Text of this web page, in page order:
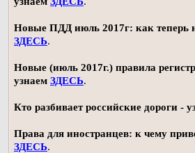
Новые ПДД июль 2017г: как теперь
ЗДЕСЬ.
Новые (июль 2017г.) правила
узнаем ЗДЕСЬ.
Кто разбивает российские дороги -
Права для иностранцев: к чему
ЗДЕСЬ.